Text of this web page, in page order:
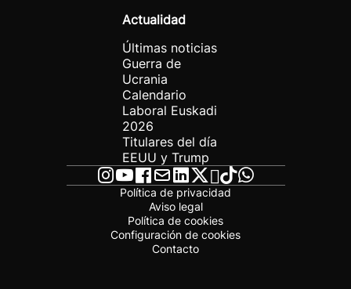
Actualidad
Últimas noticias
Guerra de
Ucrania
Calendario
Laboral Euskadi
2026
Titulares del día
EEUU y Trump
Política de privacidad
Aviso legal
Política de cookies
Configuración de cookies
Contacto